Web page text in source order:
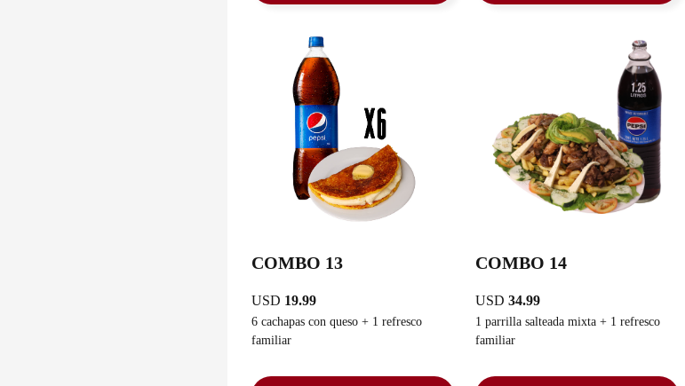
COMBO 13
USD 19.99
6 cachapas con queso + 1 refresco
familiar
COMBO 14
USD34.99
1 parrilla salteada mixta + 1 refresco
familiar